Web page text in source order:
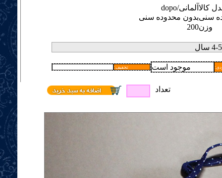
dopo/آلمانی کالا
بدون محدوده سنیسنی
200وزن
:تخفیف موجود است
تعداد